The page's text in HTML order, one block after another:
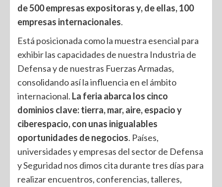
de 500 empresas expositoras y, de ellas, 100
empresas internacionales.
Está posicionada como la muestra esencial para
exhibir las capacidades de nuestra Industria de
Defensa y de nuestras Fuerzas Armadas,
consolidando así la influencia en el ámbito
internacional. La feria abarca los cinco
dominios clave: tierra, mar, aire, espacio y
ciberespacio, con unas inigualables
oportunidades de negocios. Países,
universidades y empresas del sector de Defensa
y Seguridad nos dimos cita durante tres días para
realizar encuentros, conferencias, talleres,